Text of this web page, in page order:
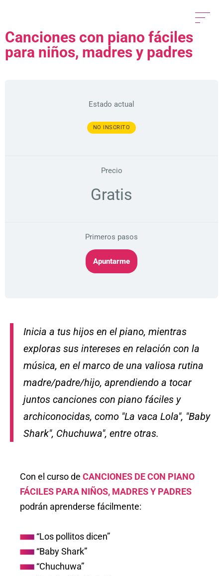
Mi Cuenta
Canciones con piano fáciles
para niños, madres y padres
Estado actual
NO INSCRITO
Precio
Gratis
Primeros pasos
Apuntarme
Inicia a tus hijos en el piano, mientras
exploras sus intereses en relación con la
música, en el marco de una valiosa rutina
madre/padre/hijo, aprendiendo a tocar
juntos canciones con piano fáciles y
archiconocidas, como "La vaca Lola", "Baby
Shark", Chuchuwa", entre otras.
Con el curso de CANCIONES DE CON PIANO
FÁCILES PARA NIÑOS, MADRES Y PADRES
podrán aprenderse fácilmente:
“Los pollitos dicen”
“Baby Shark”
“Chuchuwa”